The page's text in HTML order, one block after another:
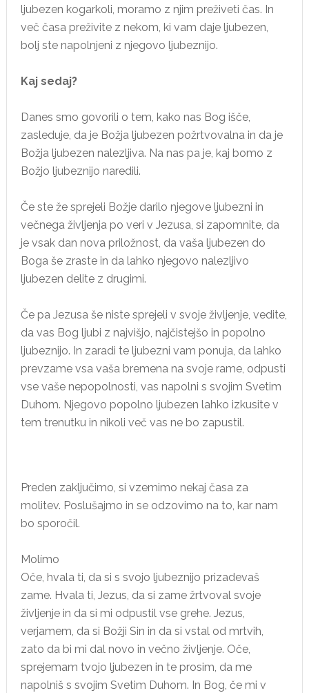
ljubezen kogarkoli, moramo z njim preživeti čas. In
več časa preživite z nekom, ki vam daje ljubezen,
bolj ste napolnjeni z njegovo ljubeznijo.
Kaj sedaj?
Danes smo govorili o tem, kako nas Bog išče,
zasleduje, da je Božja ljubezen požrtvovalna in da je
Božja ljubezen nalezljiva. Na nas pa je, kaj bomo z
Božjo ljubeznijo naredili.
Če ste že sprejeli Božje darilo njegove ljubezni in
večnega življenja po veri v Jezusa, si zapomnite, da
je vsak dan nova priložnost, da vaša ljubezen do
Boga še zraste in da lahko njegovo nalezljivo
ljubezen delite z drugimi.
Če pa Jezusa še niste sprejeli v svoje življenje, vedite,
da vas Bog ljubi z najvišjo, najčistejšo in popolno
ljubeznijo. In zaradi te ljubezni vam ponuja, da lahko
prevzame vsa vaša bremena na svoje rame, odpusti
vse vaše nepopolnosti, vas napolni s svojim Svetim
Duhom. Njegovo popolno ljubezen lahko izkusite v
tem trenutku in nikoli več vas ne bo zapustil.
Preden zaključimo, si vzemimo nekaj časa za
molitev. Poslušajmo in se odzovimo na to, kar nam
bo sporočil.
Molímo
Oče, hvala ti, da si s svojo ljubeznijo prizadevaš
zame. Hvala ti, Jezus, da si zame žrtvoval svoje
življenje in da si mi odpustil vse grehe. Jezus,
verjamem, da si Božji Sin in da si vstal od mrtvih,
zato da bi mi dal novo in večno življenje. Oče,
sprejemam tvojo ljubezen in te prosim, da me
napolniš s svojim Svetim Duhom. In Bog, če mi v